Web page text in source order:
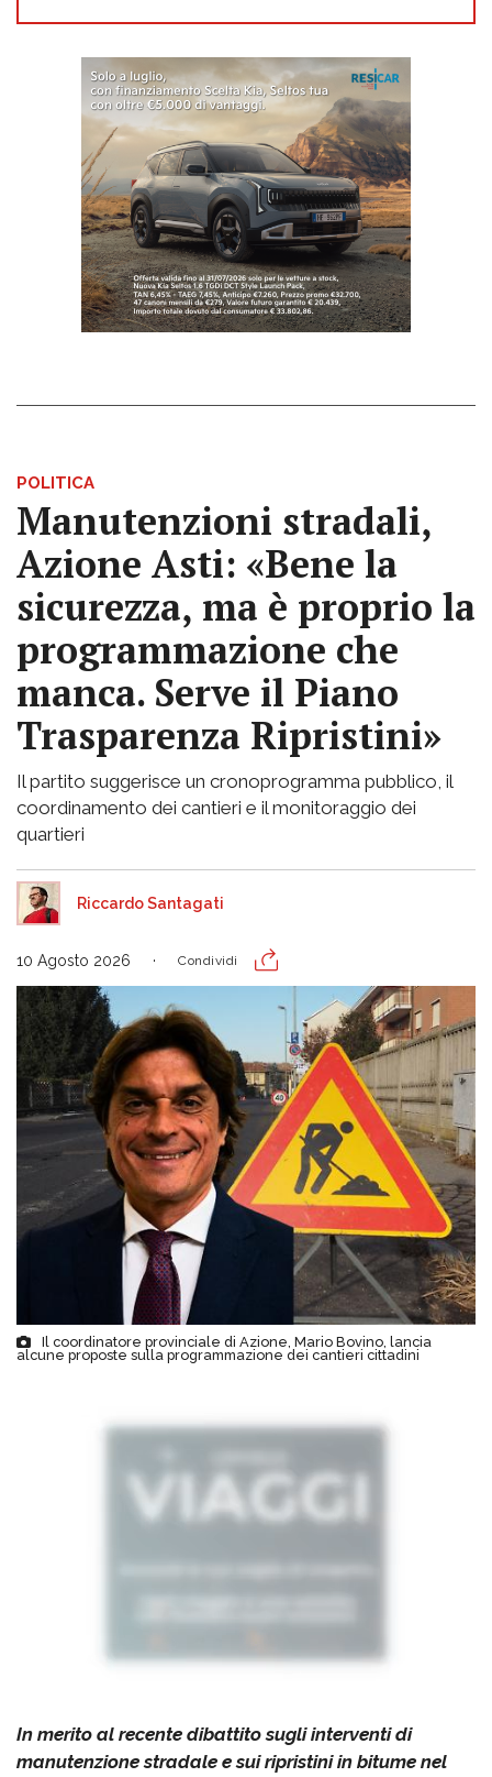
POLITICA
Manutenzioni stradali,
Azione Asti: «Bene la
sicurezza, ma è proprio la
programmazione che
manca. Serve il Piano
Trasparenza Ripristini»
Il partito suggerisce un cronoprogramma pubblico, il
coordinamento dei cantieri e il monitoraggio dei
quartieri
Riccardo Santagati
10 Agosto 2026 Condividi
Il coordinatore provinciale di Azione, Mario Bovino, lancia
alcune proposte sulla programmazione dei cantieri cittadini
In merito al recente dibattito sugli interventi di
manutenzione stradale e sui ripristini in bitume nel